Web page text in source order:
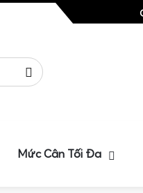
Mức Cân Tối Đa